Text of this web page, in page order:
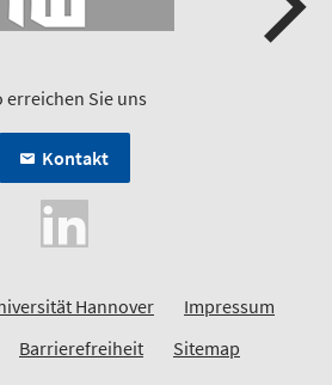
erreichen Sie uns
Kontakt
Hannover
Impressum
Barrierefreiheit Sitemap